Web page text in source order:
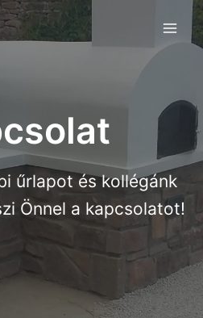
Main
űrlapot és kollégánk
Önnel a kapcsolatot!